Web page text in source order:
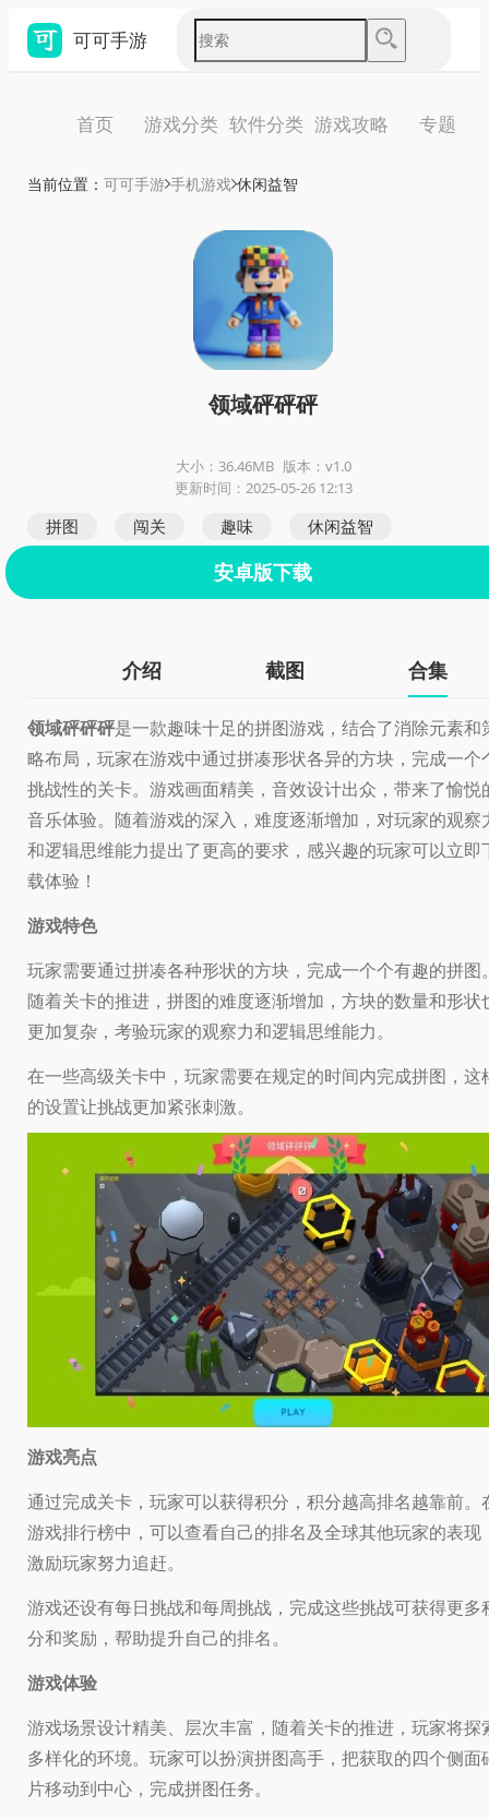
可可手游
首页 游戏分类 软件分类 游戏攻略 专题
当前位置： 可可手游 手机游戏 休闲益智
领域砰砰砰
大小：36.46MB 版本：v1.0
更新时间：2025-05-26 12:13
拼图 闯关 趣味 休闲益智
安卓版下载
介绍 截图 合集
领域砰砰砰是一款趣味十足的拼图游戏，结合了消除元素和
略布局，玩家在游戏中通过拼凑形状各异的方块，完成一个
挑战性的关卡。游戏画面精美，音效设计出众，带来了愉悦
音乐体验。随着游戏的深入，难度逐渐增加，对玩家的观察
和逻辑思维能力提出了更高的要求，感兴趣的玩家可以立即
载体验！
游戏特色
玩家需要通过拼凑各种形状的方块，完成一个个有趣的拼图
随着关卡的推进，拼图的难度逐渐增加，方块的数量和形状
更加复杂，考验玩家的观察力和逻辑思维能力。
在一些高级关卡中，玩家需要在规定的时间内完成拼图，这
的设置让挑战更加紧张刺激。
游戏亮点
通过完成关卡，玩家可以获得积分，积分越高排名越靠前。
游戏排行榜中，可以查看自己的排名及全球其他玩家的表现
激励玩家努力追赶。
游戏还设有每日挑战和每周挑战，完成这些挑战可获得更多
分和奖励，帮助提升自己的排名。
游戏体验
游戏场景设计精美、层次丰富，随着关卡的推进，玩家将探
多样化的环境。玩家可以扮演拼图高手，把获取的四个侧面
片移动到中心，完成拼图任务。